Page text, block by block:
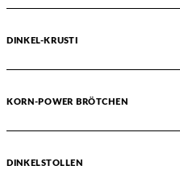
DINKEL-KRUSTI
KORN-POWER BRÖTCHEN
DINKELSTOLLEN